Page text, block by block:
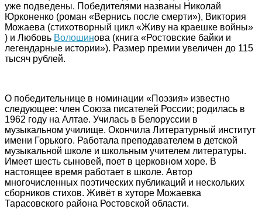
уже подведены. Победителями названы Николай
Юрконенко (роман «Вернись после смерти»), Виктория
Можаева (стихотворный цикл «Живу на краешке войны»
) и Любовь Волошинова (книга «Ростовские байки и
легендарные истории»). Размер премии увеличен до 115
тысяч рублей.
О победительнице в номинации «Поэзия» известно
следующее: член Союза писателей России; родилась в
1962 году на Алтае. Училась в Белоруссии в
музыкальном училище. Окончила Литературный институт
имени Горького. Работала преподавателем в детской
музыкальной школе и школьным учителем литературы.
Имеет шесть сыновей, поет в церковном хоре. В
настоящее время работает в школе. Автор
многочисленных поэтических публикаций и нескольких
сборников стихов. Живёт в хуторе Можаевка
Тарасовского района Ростовской области.